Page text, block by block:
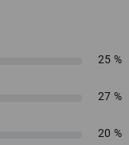
25 %
27 %
20 %